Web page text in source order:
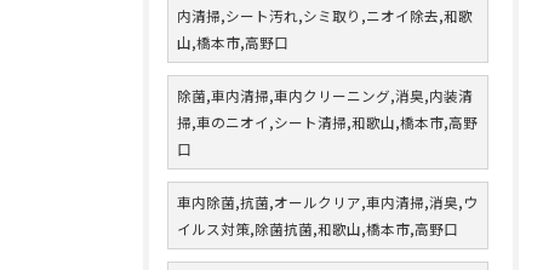
内清掃,シート汚れ,シミ取り,ニオイ除去,和歌
山,橋本市,高野口
除菌,車内清掃,車内クリーニング,消臭,内装清
掃,車のニオイ,シート清掃,和歌山,橋本市,高野
口
車内除菌,抗菌,オールクリア,車内清掃,消臭,ウ
イルス対策,除菌抗菌,和歌山,橋本市,高野口